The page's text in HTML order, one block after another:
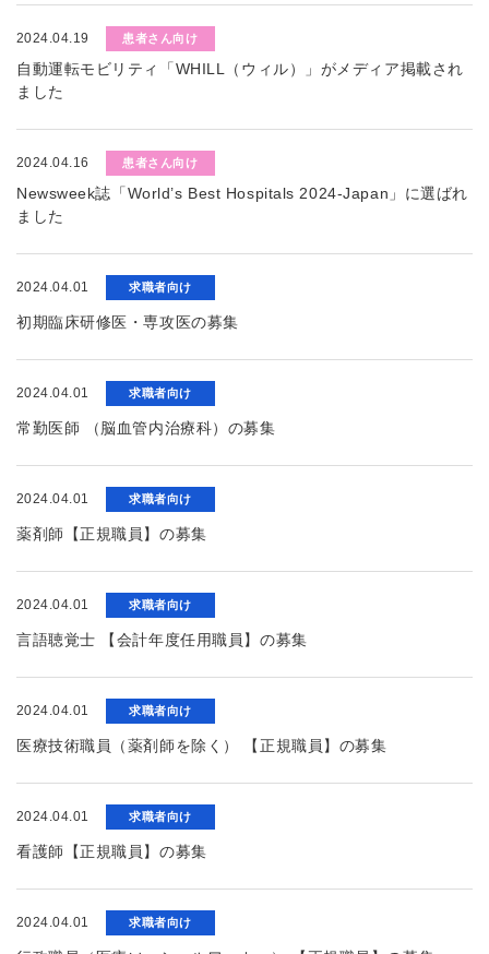
2024.04.19 患者さん向け
自動運転モビリティ「WHILL（ウィル）」がメディア掲載され
ました
2024.04.16 患者さん向け
Newsweek誌「World’s Best Hospitals 2024-Japan」に選ばれ
ました
2024.04.01 求職者向け
初期臨床研修医・専攻医の募集
2024.04.01 求職者向け
常勤医師 （脳血管内治療科）の募集
2024.04.01 求職者向け
薬剤師【正規職員】の募集
2024.04.01 求職者向け
言語聴覚士 【会計年度任用職員】の募集
2024.04.01 求職者向け
医療技術職員（薬剤師を除く） 【正規職員】の募集
2024.04.01 求職者向け
看護師【正規職員】の募集
2024.04.01 求職者向け